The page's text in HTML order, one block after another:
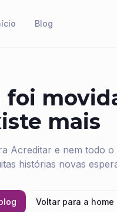
Blog
foi
mais
Acreditar e nem todo
histórias novas
Voltar para a home